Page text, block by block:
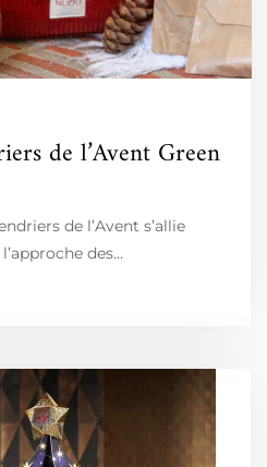
de l’Avent Green
de l’Avent s’allie
des…